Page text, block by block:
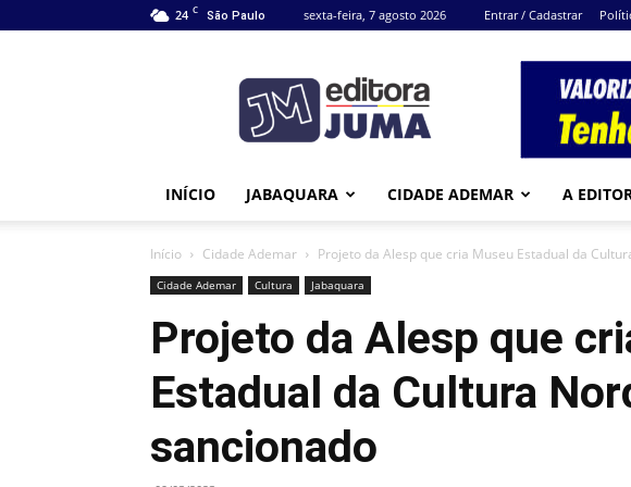
24 C São Paulo sexta-feira, 7 agosto 2026 Entrar / Cadastrar
Juma
INÍCIO JABAQUARA CIDADE ADEMAR A
Início Cidade Ademar Projeto da Alesp que cria Museu Estadual da
Cidade Ademar Cultura Jabaquara
Projeto da Alesp que
Estadual da Cultura
sancionado